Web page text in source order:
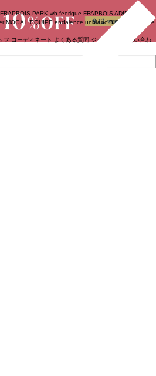
FRAPBOIS PARK wb feerique FRAPBOIS ADIEU
MOGA L'EQUIPE endalence unbilanc BIGI online store
フ コーディネート よくある質問 ジャーナル
お問い合わ